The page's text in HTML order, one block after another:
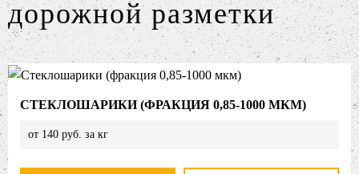
дорожной разметки
СТЕКЛОШАРИКИ (ФРАКЦИЯ 0,85-1000 МКМ)
от 140 руб. за кг